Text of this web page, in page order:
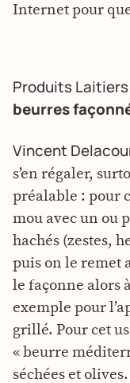
Internet pour
Produits Laitiers
beurres
Vincent
s’en régaler,
préalable : pour
mou avec un ou
hachés (zestes,
puis on le remet
le façonne alors
exemple pour
grillé. Pour cet
« beurre
séchées et